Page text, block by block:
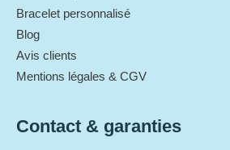
Bracelet personnalisé
Blog
Avis clients
Mentions légales & CGV
Contact & garanties